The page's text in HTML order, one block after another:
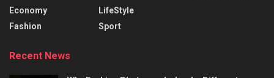
Economy
Fashion
LifeStyle
Sport
Recent News